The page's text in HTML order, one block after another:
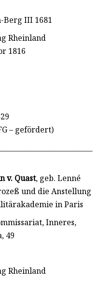
Berg III 1681
Rheinland
1816
– gefördert)
v. Quast, geb. Lenné
und die Anstellung
in Paris
Inneres,
49
Rheinland